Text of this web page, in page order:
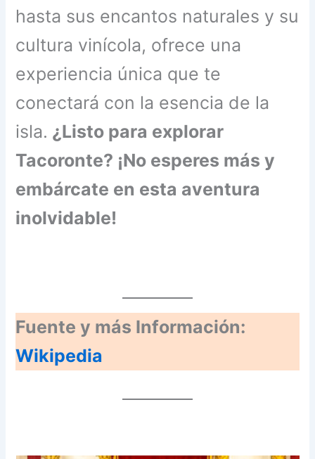
hasta sus encantos naturales y su
cultura vinícola, ofrece una
experiencia única que te
conectará con la esencia de la
isla. ¿Listo para explorar
Tacoronte? ¡No esperes más y
embárcate en esta aventura
inolvidable!
Fuente y más Información:
Wikipedia